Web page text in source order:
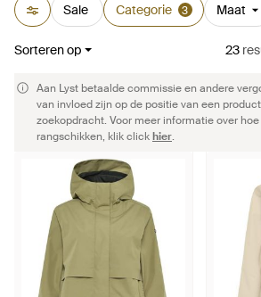
Sale Categorie 3 Maat
Sorteren op 23
Aan Lyst betaalde commissie en andere
van invloed zijn op de positie van een
zoekopdracht. Voor meer informatie over
rangschikken, klik clickhier.